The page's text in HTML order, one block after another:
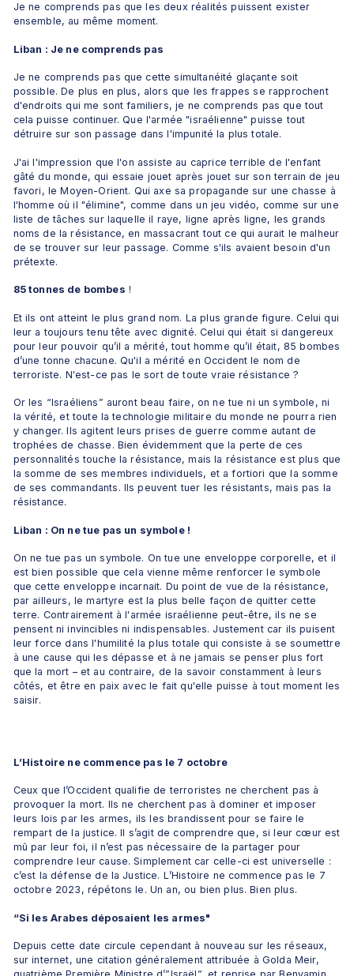
Je ne comprends pas que les deux réalités puissent exister
ensemble, au même moment.
Liban : Je ne comprends pas
Je ne comprends pas que cette simultanéité glaçante soit
possible. De plus en plus, alors que les frappes se rapprochent
d'endroits qui me sont familiers, je ne comprends pas que tout
cela puisse continuer. Que l'armée "israélienne" puisse tout
détruire sur son passage dans l'impunité la plus totale.
J'ai l'impression que l'on assiste au caprice terrible de l'enfant
gâté du monde, qui essaie jouet après jouet sur son terrain de jeu
favori, le Moyen-Orient. Qui axe sa propagande sur une chasse à
l'homme où il "élimine", comme dans un jeu vidéo, comme sur une
liste de tâches sur laquelle il raye, ligne après ligne, les grands
noms de la résistance, en massacrant tout ce qui aurait le malheur
de se trouver sur leur passage. Comme s'ils avaient besoin d'un
prétexte.
85 tonnes de bombes !
Et ils ont atteint le plus grand nom. La plus grande figure. Celui qui
leur a toujours tenu tête avec dignité. Celui qui était si dangereux
pour leur pouvoir qu’il a mérité, tout homme qu’il était, 85 bombes
d’une tonne chacune. Qu'il a mérité en Occident le nom de
terroriste. N'est-ce pas le sort de toute vraie résistance ?
Or les “Israéliens” auront beau faire, on ne tue ni un symbole, ni
la vérité, et toute la technologie militaire du monde ne pourra rien
y changer. Ils agitent leurs prises de guerre comme autant de
trophées de chasse. Bien évidemment que la perte de ces
personnalités touche la résistance, mais la résistance est plus que
la somme de ses membres individuels, et a fortiori que la somme
de ses commandants. Ils peuvent tuer les résistants, mais pas la
résistance.
Liban : On ne tue pas un symbole !
On ne tue pas un symbole. On tue une enveloppe corporelle, et il
est bien possible que cela vienne même renforcer le symbole
que cette enveloppe incarnait. Du point de vue de la résistance,
par ailleurs, le martyre est la plus belle façon de quitter cette
terre. Contrairement à l'armée israélienne peut-être, ils ne se
pensent ni invincibles ni indispensables. Justement car ils puisent
leur force dans l'humilité la plus totale qui consiste à se soumettre
à une cause qui les dépasse et à ne jamais se penser plus fort
que la mort – et au contraire, de la savoir constamment à leurs
côtés, et être en paix avec le fait qu'elle puisse à tout moment les
saisir.
L’Histoire ne commence pas le 7 octobre
Ceux que l’Occident qualifie de terroristes ne cherchent pas à
provoquer la mort. Ils ne cherchent pas à dominer et imposer
leurs lois par les armes, ils les brandissent pour se faire le
rempart de la justice. Il s’agit de comprendre que, si leur cœur est
mû par leur foi, il n’est pas nécessaire de la partager pour
comprendre leur cause. Simplement car celle-ci est universelle :
c’est la défense de la Justice. L’Histoire ne commence pas le 7
octobre 2023, répétons le. Un an, ou bien plus. Bien plus.
“Si les Arabes déposaient les armes"
Depuis cette date circule cependant à nouveau sur les réseaux,
sur internet, une citation généralement attribuée à Golda Meir,